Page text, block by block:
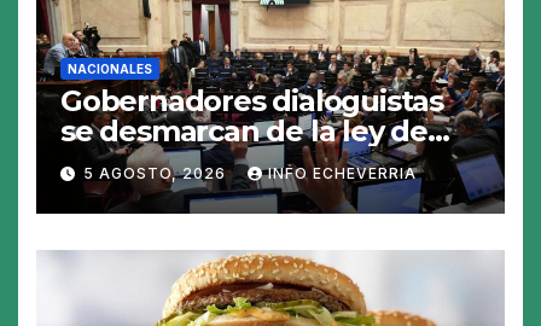
NACIONALES
Gobernadores dialoguistas
se desmarcan de la ley de
Tierras y ponen en jaque su
tratamiento en el Senado
5 AGOSTO, 2026 INFO ECHEVERRIA